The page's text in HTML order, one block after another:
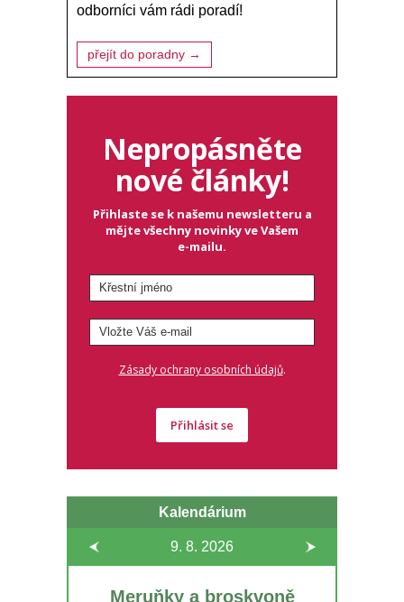
odborníci vám rádi poradí!
přejít do poradny →
Nepropásněte
nové články!
Přihlaste se k našemu newsletteru a
mějte všechny novinky ve Vašem
e-mailu.
Zásady ochrany osobních údajů.
Přihlásit se
Kalendárium
9. 8. 2026
Meruňky a broskvoně